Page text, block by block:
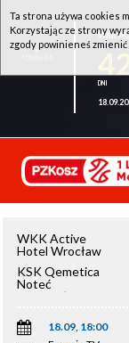
WKK
WKK Active
Hotel Wrocław
KSK Qemetica
Noteć
Inowrocław
18.09, 18:00
Ta strona używa cookies
Korzystając ze strony
zgody powinieneś